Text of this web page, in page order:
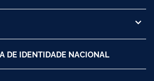
DE IDENTIDADE NACIONAL